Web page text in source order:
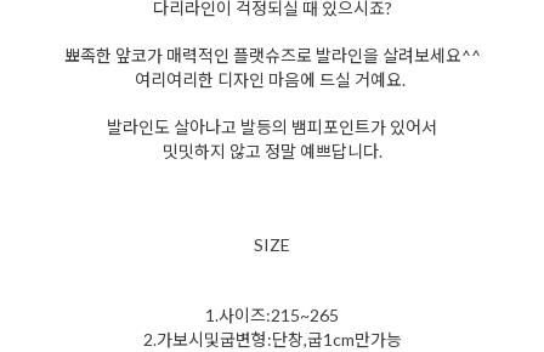
다리라인이 걱정되실 때 있으시죠?
뾰족한 앞코가 매력적인 플랫슈즈로 발라인을 살려보세요^^
여리여리한 디자인 마음에 드실 거예요.
발라인도 살아나고 발등의 뱀피포인트가 있어서
밋밋하지 않고 정말 예쁘답니다.
SIZE
1.사이즈:215~265
2.가보시및굽변형:단창,굽1cm만가능